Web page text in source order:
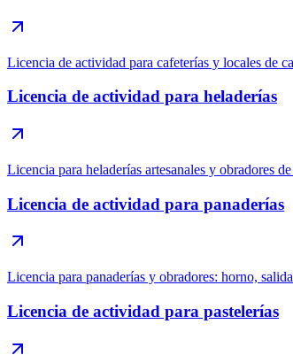
Licencia de actividad para cafeterías y locales de
Licencia de actividad para heladerías
Licencia para heladerías artesanales y obradores
Licencia de actividad para panaderías
Licencia para panaderías y obradores: horno,
Licencia de actividad para pastelerías